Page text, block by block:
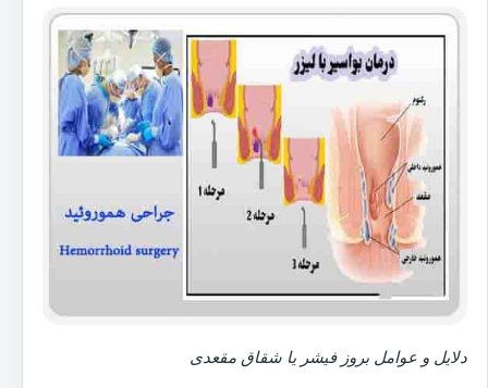
دلایل و عوامل بروز فیشر یا شقاق مقعدی